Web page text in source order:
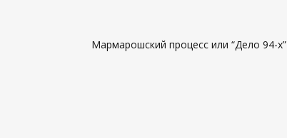
Мармарошский процесс или “Дело 94-х”